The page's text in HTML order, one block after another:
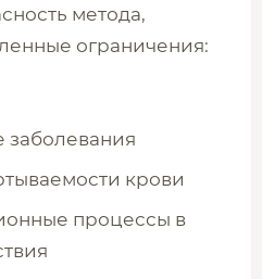
метода,
ограничения:
заболевания
крови
процессы в